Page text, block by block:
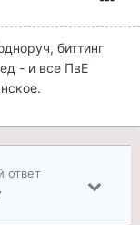
биттинг
- и все ПвЕ
ответ